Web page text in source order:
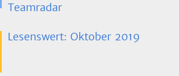
Teamradar
Lesenswert: Oktober 2019